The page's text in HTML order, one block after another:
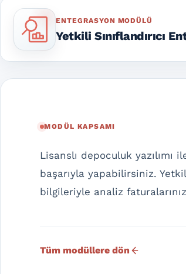
ENTEGRASYON MODÜLÜ
Yetkili Sınıflandırıcı
MODÜL KAPSAMI
Lisanslı depoculuk yazılımı
başarıyla yapabilirsiniz.
bilgileriyle analiz
Tüm modüllere dön